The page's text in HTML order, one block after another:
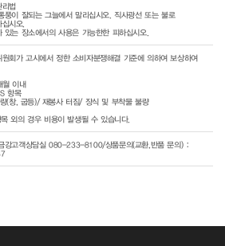
리법
풍이 잘되는 그늘에서 말리십시오. 직사광선 또는 불로
시오.
원회가 고시에서 정한 소비자분쟁해결 기준에 의하여 보상하여
월 이내
외의 경우 비용이 발생될 수 있습니다.
강고객상담실 080-233-8100/상품문의(교환,반품 문의) :